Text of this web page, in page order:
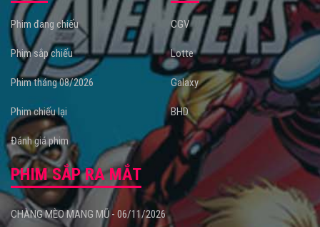
Phim đang chiếu
Phim sắp chiếu
Phim tháng 08/2026
Phim chiếu lại
Đánh giá phim
CGV
Lotte
Galaxy
BHD
PHIM SẮP RA MẮT
CHÀNG MÈO MANG MŨ - 06/11/2026